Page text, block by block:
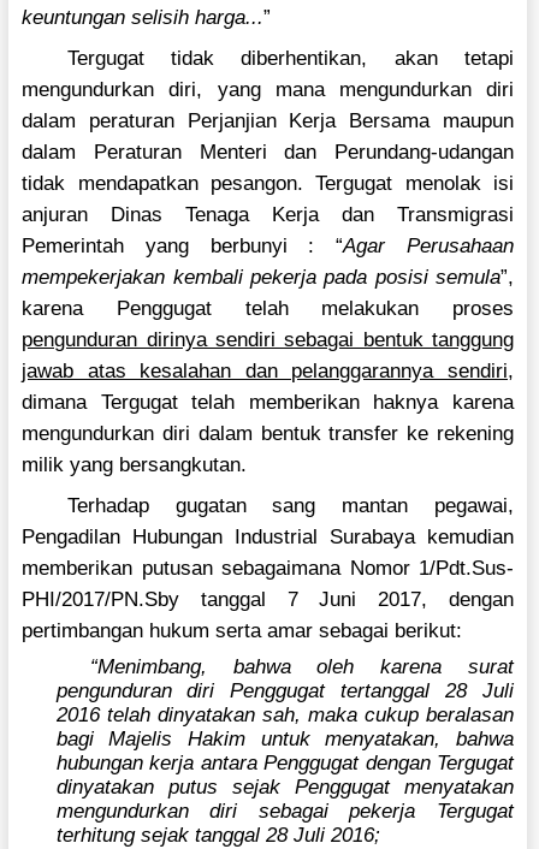
keuntungan selisih harga...”
Tergugat tidak diberhentikan, akan tetapi
mengundurkan diri, yang mana mengundurkan diri
dalam peraturan Perjanjian Kerja Bersama maupun
dalam Peraturan Menteri dan Perundang-udangan
tidak mendapatkan pesangon. Tergugat menolak isi
anjuran Dinas Tenaga Kerja dan Transmigrasi
Pemerintah yang berbunyi : “Agar Perusahaan
mempekerjakan kembali pekerja pada posisi semula”,
karena Penggugat telah melakukan proses
pengunduran dirinya sendiri sebagai bentuk tanggung
jawab atas kesalahan dan pelanggarannya sendiri,
dimana Tergugat telah memberikan haknya karena
mengundurkan diri dalam bentuk transfer ke rekening
milik yang bersangkutan.
Terhadap gugatan sang mantan pegawai,
Pengadilan Hubungan Industrial Surabaya kemudian
memberikan putusan sebagaimana Nomor 1/Pdt.Sus-
PHI/2017/PN.Sby tanggal 7 Juni 2017, dengan
pertimbangan hukum serta amar sebagai berikut:
“Menimbang, bahwa oleh karena surat
pengunduran diri Penggugat tertanggal 28 Juli
2016 telah dinyatakan sah, maka cukup beralasan
bagi Majelis Hakim untuk menyatakan, bahwa
hubungan kerja antara Penggugat dengan Tergugat
dinyatakan putus sejak Penggugat menyatakan
mengundurkan diri sebagai pekerja Tergugat
terhitung sejak tanggal 28 Juli 2016;